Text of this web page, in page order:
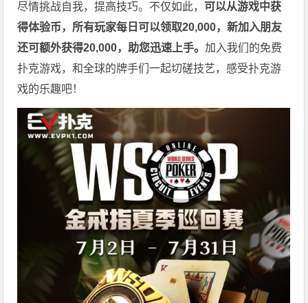
尽情挑战自我，提高技巧。不仅如此， 可以从游戏中获
得体验币，所有玩家每日可以领取20,000，新加入朋友
还可额外获得20,000，助您迅速上手。加入我们的免费
扑克游戏，和全球的牌手们一起切磋技艺，感受扑克游
戏的乐趣吧！